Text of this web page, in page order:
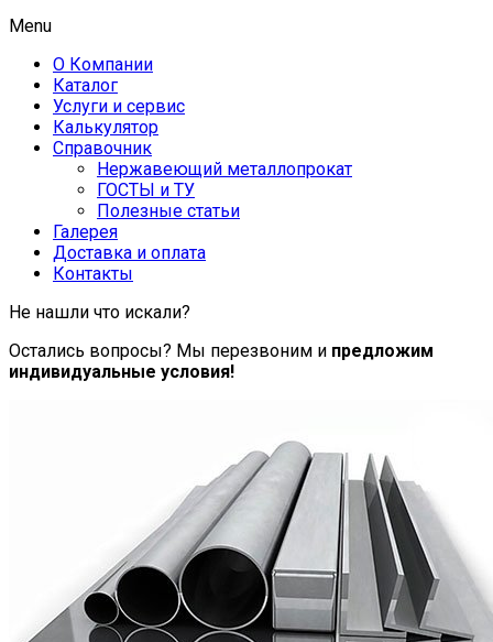
Menu
О Компании
Каталог
Услуги и сервис
Калькулятор
Справочник
Нержавеющий металлопрокат
ГОСТЫ и ТУ
Полезные статьи
Галерея
Доставка и оплата
Контакты
Не нашли что искали?
Остались вопросы? Мы перезвоним и предложим
индивидуальные условия!